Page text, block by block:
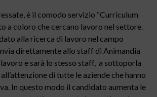
è il comodo servizio “Curriculum
a coloro che cercano lavoro nel settore.
alla ricerca di lavoro nel campo
direttamente allo staff di Animandia
e sarà lo stesso staff, a sottoporla
di tutte le aziende che hanno
In questo modo il candidato aumenta le